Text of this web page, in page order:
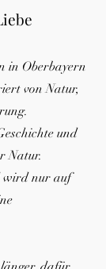
in Oberbayern
von Natur,
und
Natur.
nur auf